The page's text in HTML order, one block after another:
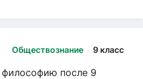
Обществознание 9 класс
после 9